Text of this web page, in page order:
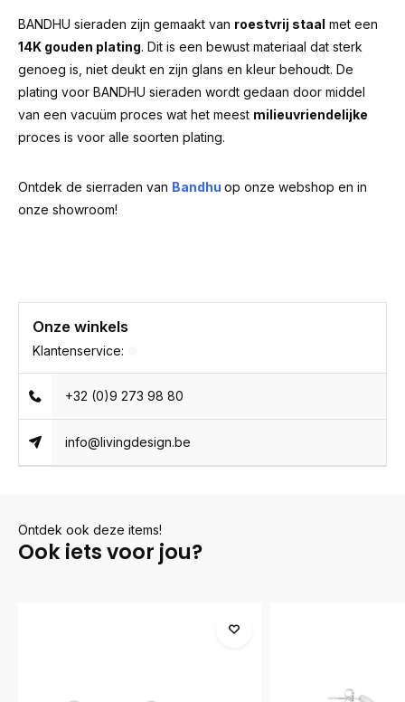
BANDHU sieraden zijn gemaakt van roestvrij staal met een
14K gouden plating. Dit is een bewust materiaal dat sterk
genoeg is, niet deukt en zijn glans en kleur behoudt. De
plating voor BANDHU sieraden wordt gedaan door middel
van een vacuüm proces wat het meest milieuvriendelijke
proces is voor alle soorten plating.
Ontdek de sierraden van Bandhu op onze webshop en in
onze showroom!
Onze winkels
Klantenservice:
+32 (0)9 273 98 80
info@livingdesign.be
Ontdek ook deze items!
Ook iets voor jou?